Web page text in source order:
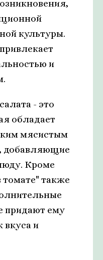
культуры.
и
- это
обладает
мясистым
добавляющие
Кроме
томате" также
придают ему
вкуса и